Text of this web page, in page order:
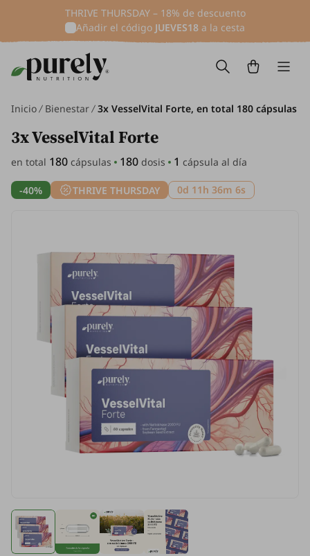
THRIVE THURSDAY – 18% de descuento
Añadir el código JUEVES18 a la cesta
Inicio Bienestar 3x VesselVital Forte, en total 180 cápsulas
3x VesselVital Forte
en total 180 cápsulas 180 dosis 1 cápsula al día
-40% THRIVE THURSDAY 0d 11h 36m 5s